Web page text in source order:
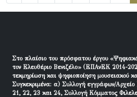
Στο πλαίσιο του πρόσφατου έργου
τον Ελευθέριο Βενιζέλο» (ΕΠΑνΕΚ 2014-
τεκμηρίωση και ψηφιοποίηση μουσειακού
Συγκεκριμένα: α) Συλλογή εγγράφων/Αρχείο
21, 22, 23 και 24, Συλλογή Κόμματος